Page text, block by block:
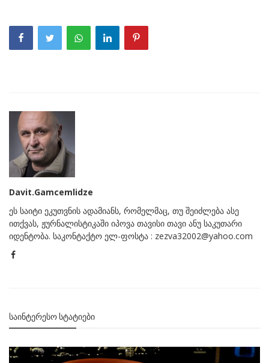
Davit.Gamcemlidze
ეს საიტი ეკუთვნის ადამიანს, რომელმაც, თუ შეიძლება ასე
ითქვას, ჟურნალისტიკაში იპოვა თავისი თავი ანუ საკუთარი
იდენტობა. საკონტაქტო ელ-ფოსტა : zezva32002@yahoo.com
ᲡᲐᲘᲜᲢᲔᲠᲔᲡᲝ ᲡᲢᲐᲢᲘᲔᲑᲘ